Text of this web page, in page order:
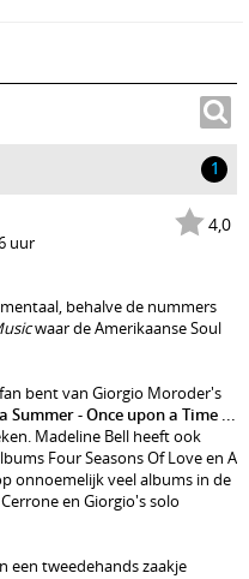
1
4,0
uur
behalve de nummers
waar de Amerikaanse Soul
bent van Giorgio Moroder's
Summer - Once upon a Time ...
Madeline Bell heeft ook
Four Seasons Of Love en A
onnoemelijk veel albums in de
en Giorgio's solo
een tweedehands zaakje